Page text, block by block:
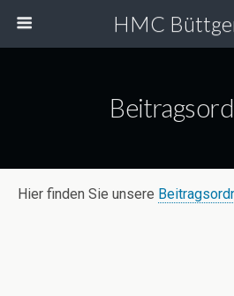
HMC
Hier finden Sie unsere